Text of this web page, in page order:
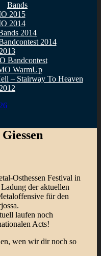
Bands
2015
2014
2014
2014
2013
Bandcontest
WarmUp
– Stairway To Heaven
2012
Giessen
Osthessen Festival in
der aktuellen
für den
laufen noch
Acts!
wen wir dir noch so